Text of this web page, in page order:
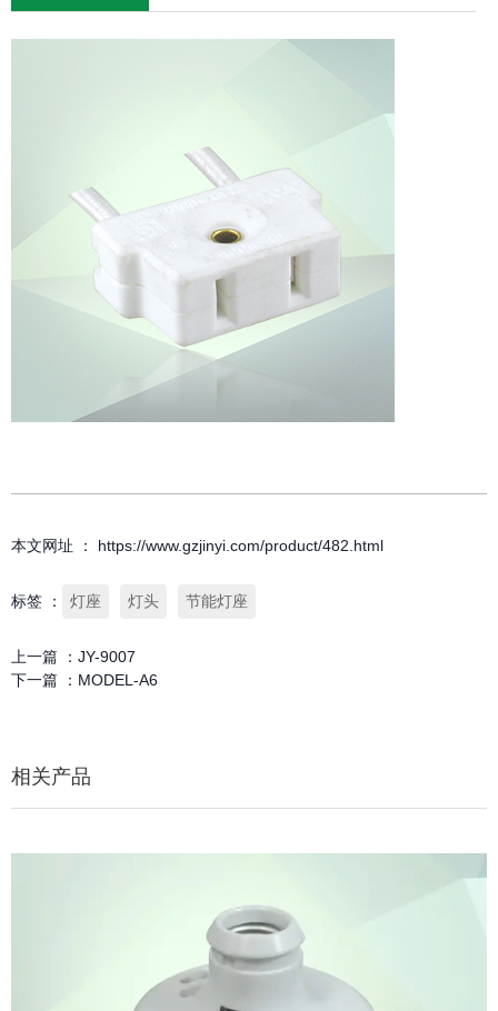
本文网址 ： https://www.gzjinyi.com/product/482.html
标签 ： 灯座 灯头 节能灯座
上一篇 ： JY-9007
下一篇 ： MODEL-A6
相关产品